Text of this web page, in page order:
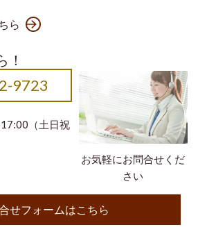
ら
！
お気軽にお問合せくだ
さい
9723
17:00（土日祝
せフォームはこちら